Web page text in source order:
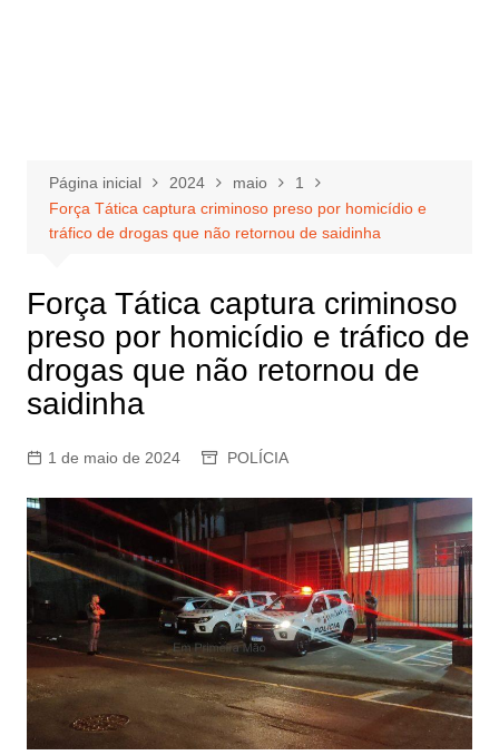
Página inicial 2024 maio
1
Força Tática captura criminoso preso por homicídio e
tráfico de drogas que não retornou de saidinha
Força Tática captura criminoso
preso por homicídio e tráfico de
drogas que não retornou de
saidinha
1 de maio de 2024 POLÍCIA